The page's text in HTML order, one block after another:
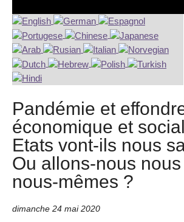
Pandémie et
économique et
Etats vont-ils nous
Ou allons-nous
nous-mêmes ?
dimanche 24 mai 2020